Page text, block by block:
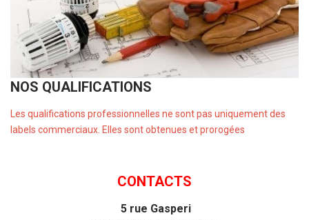
NOS QUALIFICATIONS
Les qualifications professionnelles ne sont pas uniquement des
labels commerciaux. Elles sont obtenues et prorogées
CONTACTS
5 rue Gasperi